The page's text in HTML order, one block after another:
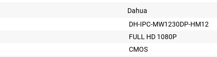
Dahua
DH-IPC-MW1230DP-HM12
FULL HD 1080P
CMOS